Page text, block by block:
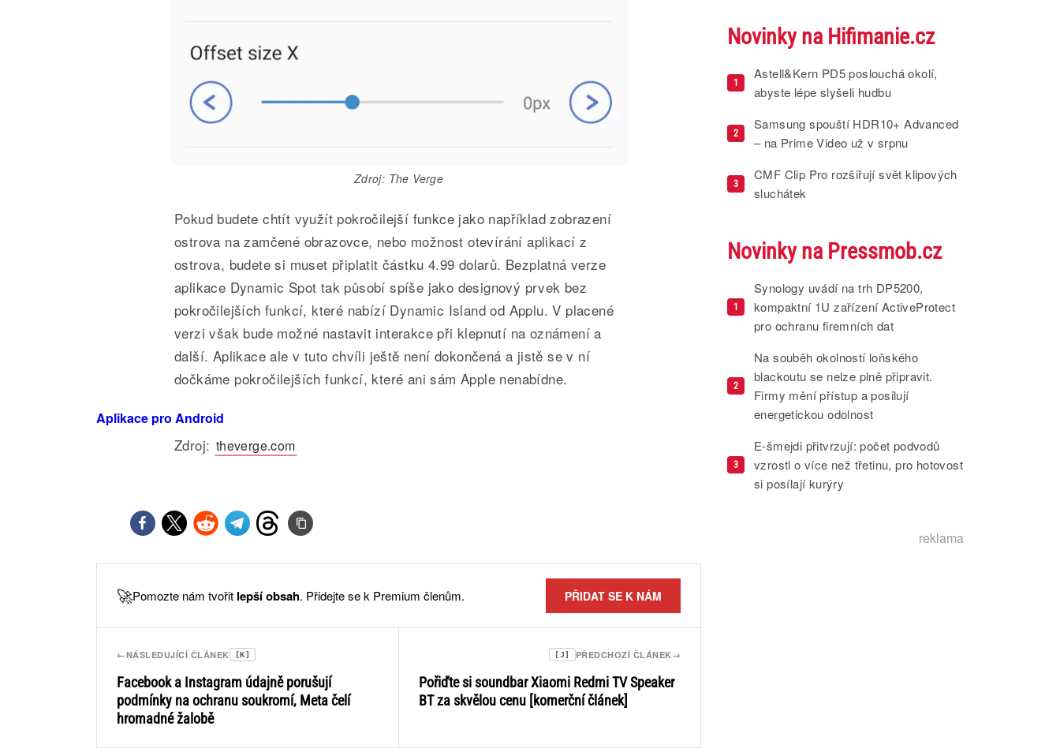
Zdroj: The Verge
Pokud budete chtít využít pokročilejší funkce jako například zobrazení
ostrova na zamčené obrazovce, nebo možnost otevírání aplikací z
ostrova, budete si muset připlatit částku 4.99 dolarů. Bezplatná verze
aplikace Dynamic Spot tak působí spíše jako designový prvek bez
pokročilejších funkcí, které nabízí Dynamic Island od Applu. V placené
verzi však bude možné nastavit interakce při klepnutí na oznámení a
další. Aplikace ale v tuto chvíli ještě není dokončená a jistě se v ní
dočkáme pokročilejších funkcí, které ani sám Apple nenabídne.
Aplikace pro Android
Zdroj: theverge.com
🚀Pomozte nám tvořit lepší obsah. Přidejte se k Premium členům. PŘIDAT SE K NÁM
←NÁSLEDUJÍCÍ ČLÁNEK [K]
Facebook a Instagram údajně porušují
podmínky na ochranu soukromí, Meta čelí
hromadné žalobě
→
PŘEDCHOZÍ ČLÁNEK
[J]
Pořiďte si soundbar Xiaomi Redmi TV Speaker
BT za skvělou cenu [komerční článek]
Novinky na Hifimanie.cz
1
Astell&Kern PD5 poslouchá okolí,
abyste lépe slyšeli hudbu
2
Samsung spouští HDR10+ Advanced
– na Prime Video už v srpnu
3
CMF Clip Pro rozšiřují svět klipových
sluchátek
Novinky na Pressmob.cz
1
Synology uvádí na trh DP5200,
kompaktní 1U zařízení ActiveProtect
pro ochranu firemních dat
2
Na souběh okolností loňského
blackoutu se nelze plně připravit.
Firmy mění přístup a posilují
energetickou odolnost
3
E-šmejdi přitvrzují: počet podvodů
vzrostl o více než třetinu, pro hotovost
si posílají kurýry
reklama